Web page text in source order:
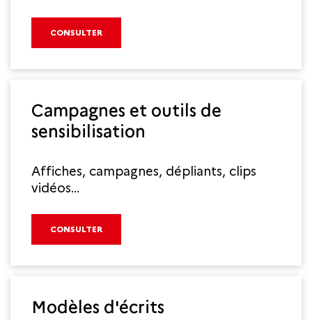
CONSULTER
Campagnes et outils de
sensibilisation
Affiches, campagnes, dépliants, clips
vidéos...
CONSULTER
Modèles d'écrits